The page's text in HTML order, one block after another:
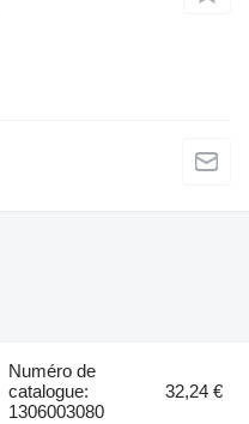
Numéro de
catalogue:
1306003080
32,24 €